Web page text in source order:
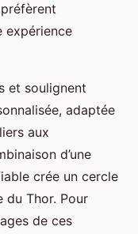
expérience
et soulignent
adaptée
aux
d’une
crée un cercle
du Thor. Pour
de ces